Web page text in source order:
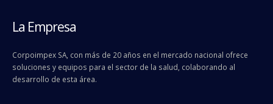
La Empresa
Corpoimpex SA, con más de 20 años en el mercado nacional ofrece
soluciones y equipos para el sector de la salud, colaborando al
desarrollo de esta área.